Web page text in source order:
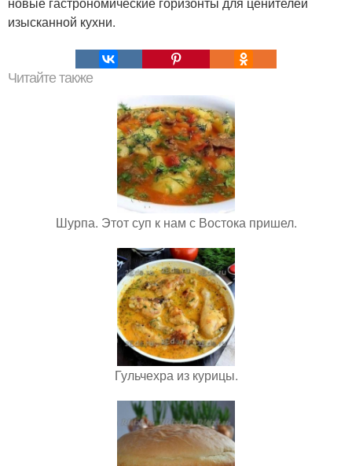
изысканной кухни.
Читайте также
Шурпа. Этот суп к нам с Востока пришел.
Гульчехра из курицы.